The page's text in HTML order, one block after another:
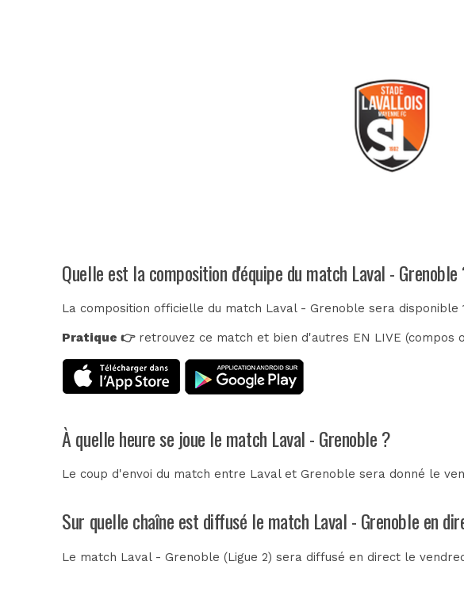
Quelle est la composition d'équipe du match Laval - Grenoble
La composition officielle du match Laval - Grenoble sera disponible
Pratique 👉retrouvez ce match et bien d'autres EN LIVE (compos
À quelle heure se joue le match Laval - Grenoble ?
Le coup d'envoi du match entre Laval et Grenoble sera donné le
Sur quelle chaîne est diffusé le match Laval - Grenoble en
Le match Laval - Grenoble (Ligue 2) sera diffusé en direct le